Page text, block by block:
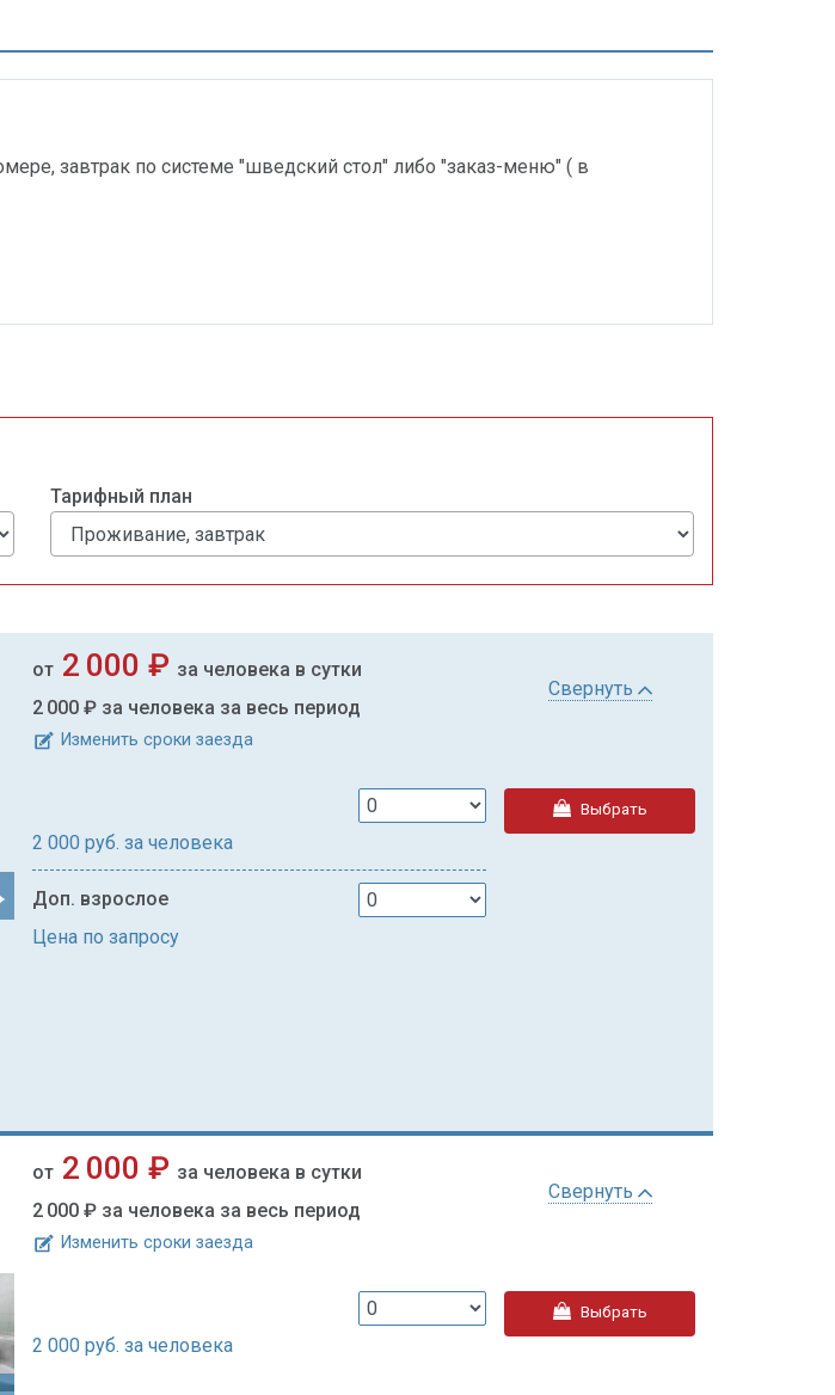
завтрак по системе "шведский стол" либо "заказ-меню" ( в
Тарифный план
от 2 000 ₽ за человека в сутки
2 000 ₽ за человека за весь период
Изменить сроки заезда
Свернуть
2 000 руб. за человека
Доп. взрослое
Цена по запросу
Выбрать
от 2 000 ₽ за человека в сутки
2 000 ₽ за человека за весь период
Изменить сроки заезда
Свернуть
2 000 руб. за человека
Выбрать